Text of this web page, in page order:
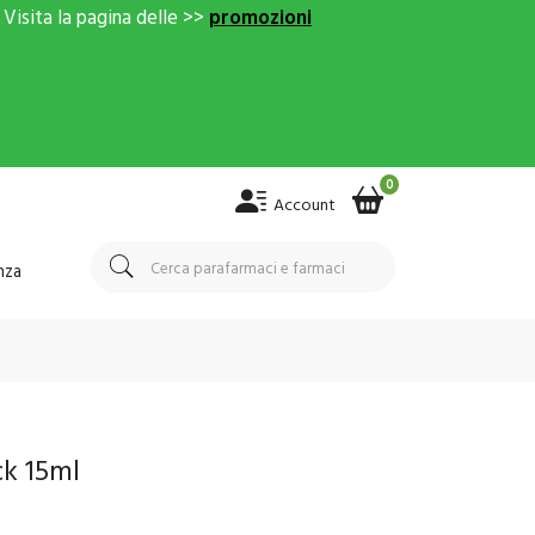
la pagina delle >> promozioni
Account
0
15ml